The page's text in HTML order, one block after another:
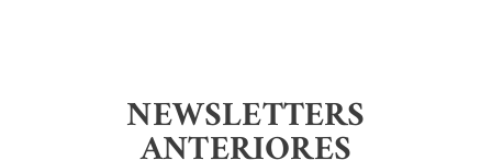
NEWSLETTERS